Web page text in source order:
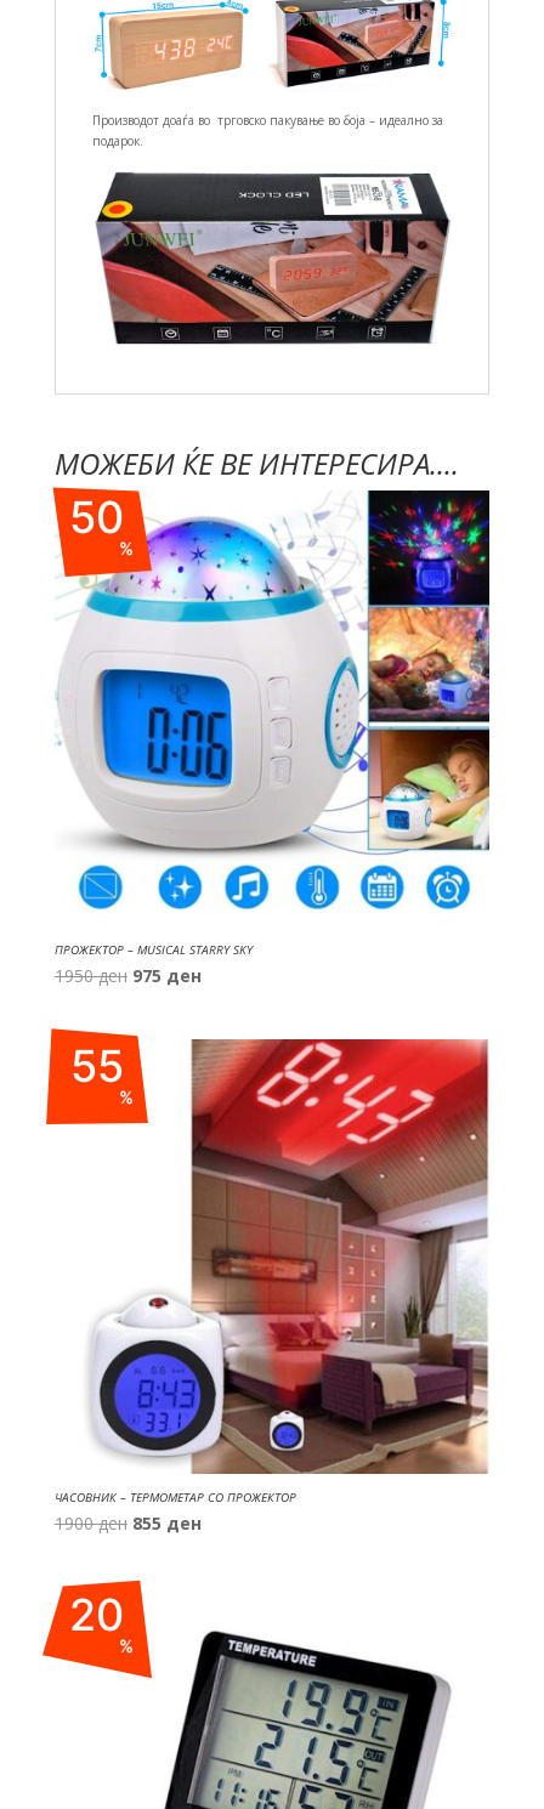
Производот доаѓа во трговско пакување во боја – идеално за
подарок.
МОЖЕБИ ЌЕ ВЕ ИНТЕРЕСИРА....
50
%
ПРОЖЕКТОР – MUSICAL STARRY SKY
1950ден Original
was:
1950 ден.
975 денCurrent
975 ден.
55
%
ЧАСОВНИК – ТЕРМОМЕТАР СО ПРОЖЕКТОР
1900ден Original
was:
1900 ден.
855 денCurrent
20
%